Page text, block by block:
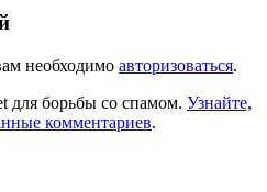
необходимо авторизоваться.
для борьбы со спамом. Узнайте,
комментариев.